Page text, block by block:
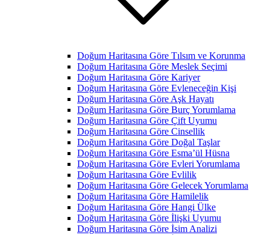
Doğum Haritasına Göre Tılsım ve Korunma
Doğum Haritasına Göre Meslek Seçimi
Doğum Haritasına Göre Kariyer
Doğum Haritasına Göre Evleneceğin Kişi
Doğum Haritasına Göre Aşk Hayatı
Doğum Haritasına Göre Burç Yorumlama
Doğum Haritasına Göre Çift Uyumu
Doğum Haritasına Göre Cinsellik
Doğum Haritasına Göre Doğal Taşlar
Doğum Haritasına Göre Esma’ül Hüsna
Doğum Haritasına Göre Evleri Yorumlama
Doğum Haritasına Göre Evlilik
Doğum Haritasına Göre Gelecek Yorumlama
Doğum Haritasına Göre Hamilelik
Doğum Haritasına Göre Hangi Ülke
Doğum Haritasına Göre İlişki Uyumu
Doğum Haritasına Göre İsim Analizi